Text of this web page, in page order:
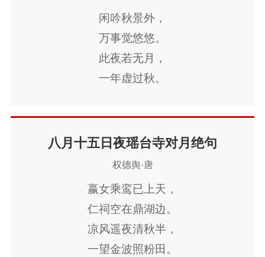
闲吟秋景外，
万事觉悠悠。
此夜若无月，
一年虚过秋。
八月十五日夜瑶台寺对月绝句
权德舆·唐
嬴女乘鸾已上天，
仁祠空在鼎湖边。
凉风遥夜清秋半，
一望金波照粉田。